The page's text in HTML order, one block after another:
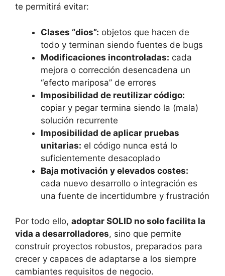
te permitirá evitar:
Clases “dios”: objetos que hacen de
todo y terminan siendo fuentes de bugs
Modificaciones incontroladas: cada
mejora o corrección desencadena un
“efecto mariposa” de errores
Imposibilidad de reutilizar código:
copiar y pegar termina siendo la (mala)
solución recurrente
Imposibilidad de aplicar pruebas
unitarias: el código nunca está lo
suficientemente desacoplado
Baja motivación y elevados costes:
cada nuevo desarrollo o integración es
una fuente de incertidumbre y frustración
Por todo ello, adoptar SOLID no solo facilita la
vida a desarrolladores, sino que permite
construir proyectos robustos, preparados para
crecer y capaces de adaptarse a los siempre
cambiantes requisitos de negocio.